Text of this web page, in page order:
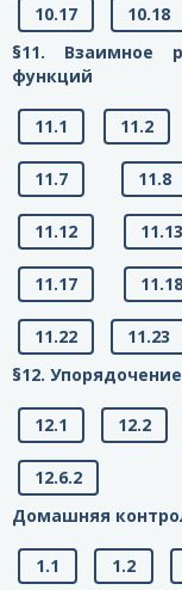
10.17 10.18
§11. Взаимное
функций
11.1 11.2
11.7 11.8
11.12 11.13
11.17 11.18
11.22
11.23
§12.
12.1 12.2
12.6.2
Домашняя
1.1 1.2